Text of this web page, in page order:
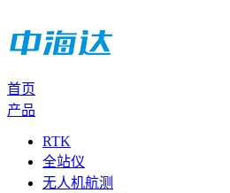
首页
产品
RTK
全站仪
无人机航测